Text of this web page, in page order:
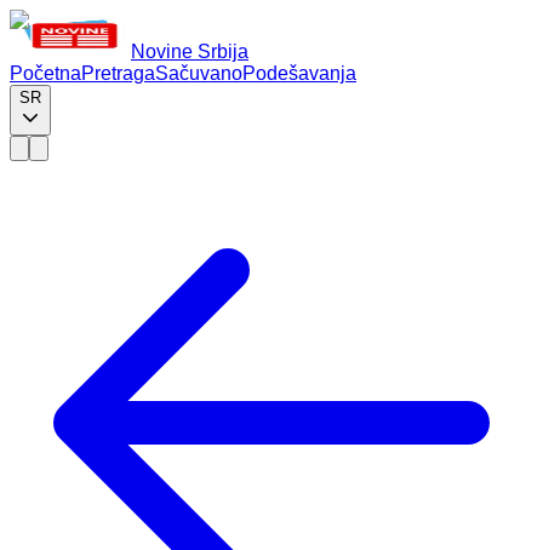
Novine Srbija
PočetnaPretragaSačuvanoPodešavanja
SR